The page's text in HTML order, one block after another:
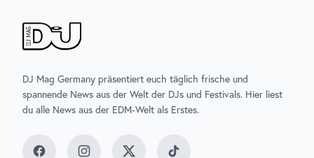
DJ Mag Germany präsentiert euch täglich frische und
spannende News aus der Welt der DJs und Festivals. Hier liest
du alle News aus der EDM-Welt als Erstes.